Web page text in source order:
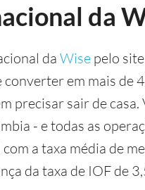
da
da Wise pelo
em mais de
precisar sair de casa.
- e todas as
a taxa média de
da taxa de IOF de